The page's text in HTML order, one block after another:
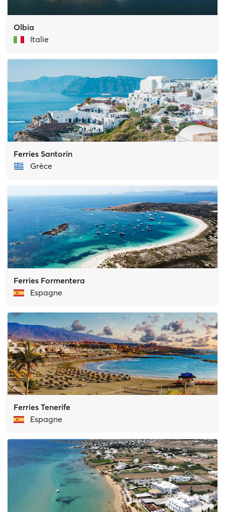
Olbia
Italie
Ferries Santorin
Grèce
Ferries Formentera
Espagne
Ferries Tenerife
Espagne